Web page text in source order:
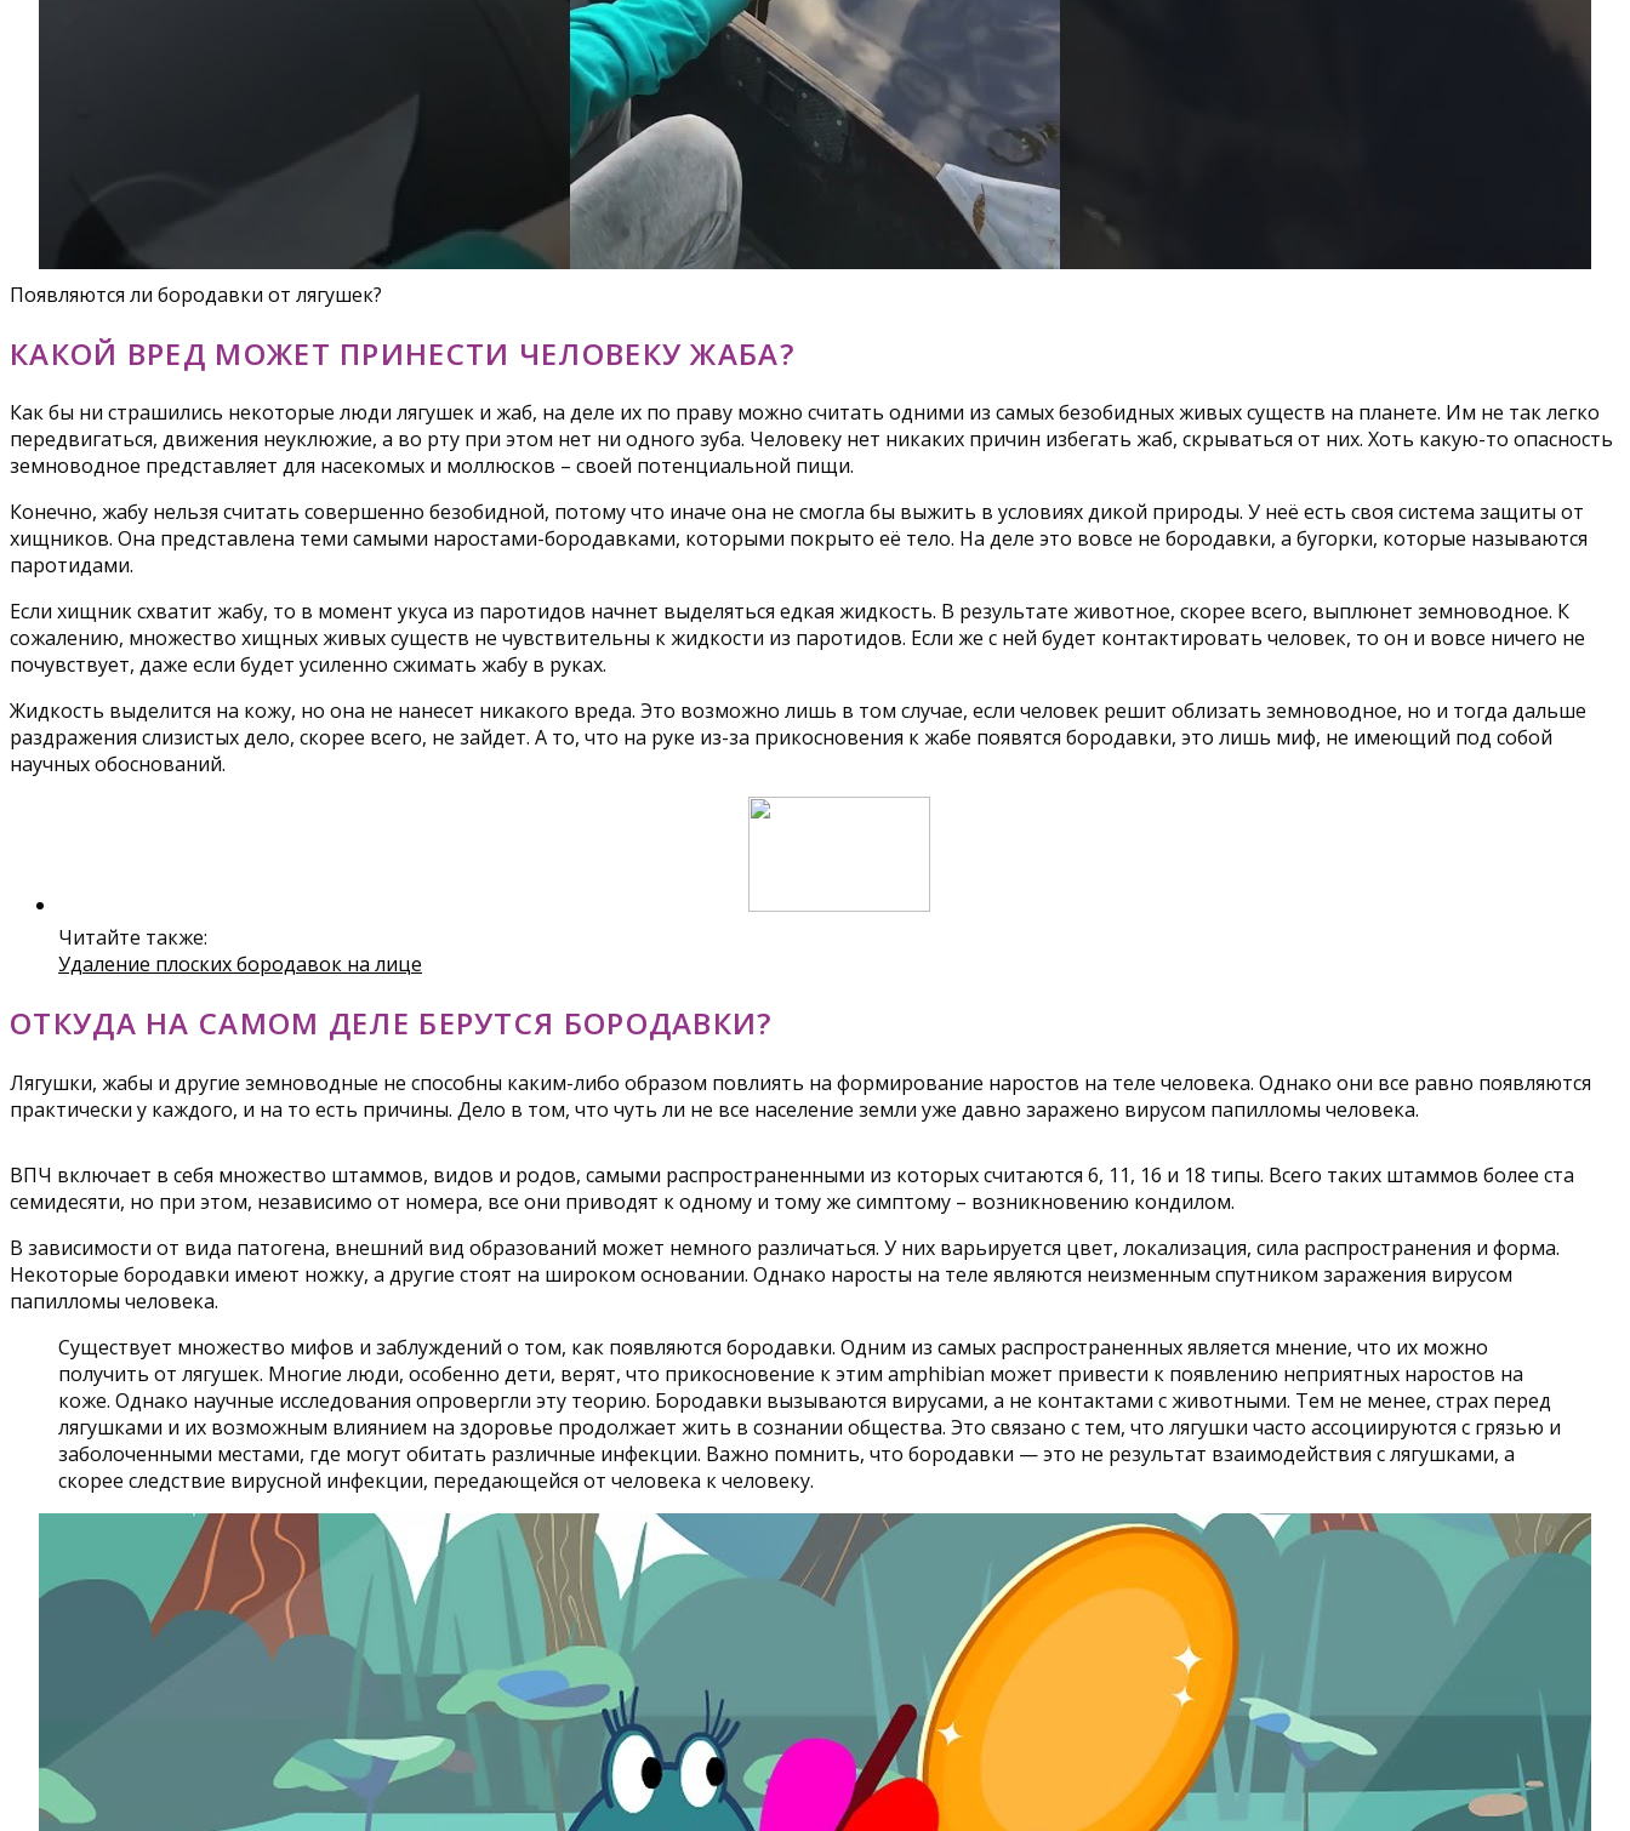
Появляются ли бородавки от лягушек?
КАКОЙ ВРЕД МОЖЕТ ПРИНЕСТИ ЧЕЛОВЕКУ ЖАБА?
Как бы ни страшились некоторые люди лягушек и жаб, на деле их по праву можно считать одними из самых безобидных живых существ на планете. Им не так легко
передвигаться, движения неуклюжие, а во рту при этом нет ни одного зуба. Человеку нет никаких причин избегать жаб, скрываться от них. Хоть какую-то опасность
земноводное представляет для насекомых и моллюсков – своей потенциальной пищи.
Конечно, жабу нельзя считать совершенно безобидной, потому что иначе она не смогла бы выжить в условиях дикой природы. У неё есть своя система защиты от
хищников. Она представлена теми самыми наростами-бородавками, которыми покрыто её тело. На деле это вовсе не бородавки, а бугорки, которые называются
паротидами.
Если хищник схватит жабу, то в момент укуса из паротидов начнет выделяться едкая жидкость. В результате животное, скорее всего, выплюнет земноводное. К
сожалению, множество хищных живых существ не чувствительны к жидкости из паротидов. Если же с ней будет контактировать человек, то он и вовсе ничего не
почувствует, даже если будет усиленно сжимать жабу в руках.
Жидкость выделится на кожу, но она не нанесет никакого вреда. Это возможно лишь в том случае, если человек решит облизать земноводное, но и тогда дальше
раздражения слизистых дело, скорее всего, не зайдет. А то, что на руке из-за прикосновения к жабе появятся бородавки, это лишь миф, не имеющий под собой
научных обоснований.
Читайте также:
Удаление плоских бородавок на лице
ОТКУДА НА САМОМ ДЕЛЕ БЕРУТСЯ БОРОДАВКИ?
Лягушки, жабы и другие земноводные не способны каким-либо образом повлиять на формирование наростов на теле человека. Однако они все равно появляются
практически у каждого, и на то есть причины. Дело в том, что чуть ли не все население земли уже давно заражено вирусом папилломы человека.
ВПЧ включает в себя множество штаммов, видов и родов, самыми распространенными из которых считаются 6, 11, 16 и 18 типы. Всего таких штаммов более ста
семидесяти, но при этом, независимо от номера, все они приводят к одному и тому же симптому – возникновению кондилом.
В зависимости от вида патогена, внешний вид образований может немного различаться. У них варьируется цвет, локализация, сила распространения и форма.
Некоторые бородавки имеют ножку, а другие стоят на широком основании. Однако наросты на теле являются неизменным спутником заражения вирусом
папилломы человека.
Существует множество мифов и заблуждений о том, как появляются бородавки. Одним из самых распространенных является мнение, что их можно
получить от лягушек. Многие люди, особенно дети, верят, что прикосновение к этим amphibian может привести к появлению неприятных наростов на
коже. Однако научные исследования опровергли эту теорию. Бородавки вызываются вирусами, а не контактами с животными. Тем не менее, страх перед
лягушками и их возможным влиянием на здоровье продолжает жить в сознании общества. Это связано с тем, что лягушки часто ассоциируются с грязью и
заболоченными местами, где могут обитать различные инфекции. Важно помнить, что бородавки — это не результат взаимодействия с лягушками, а
скорее следствие вирусной инфекции, передающейся от человека к человеку.